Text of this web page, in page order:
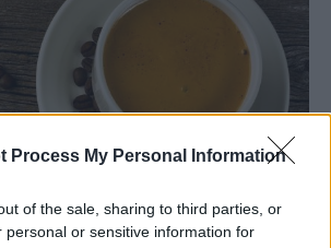
Process My Personal Information
of the sale, sharing to third parties, or
personal or sensitive information for